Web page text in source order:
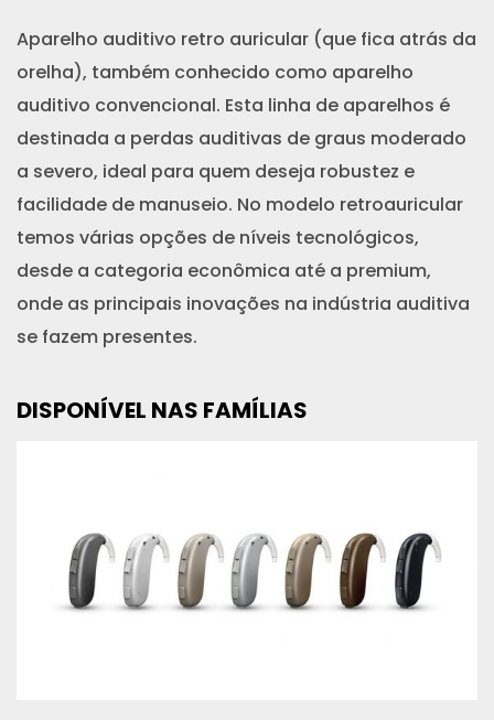
Aparelho auditivo retro auricular (que fica atrás da
orelha), também conhecido como aparelho
auditivo convencional. Esta linha de aparelhos é
destinada a perdas auditivas de graus moderado
a severo, ideal para quem deseja robustez e
facilidade de manuseio. No modelo retroauricular
temos várias opções de níveis tecnológicos,
desde a categoria econômica até a premium,
onde as principais inovações na indústria auditiva
se fazem presentes.
DISPONÍVEL NAS FAMÍLIAS